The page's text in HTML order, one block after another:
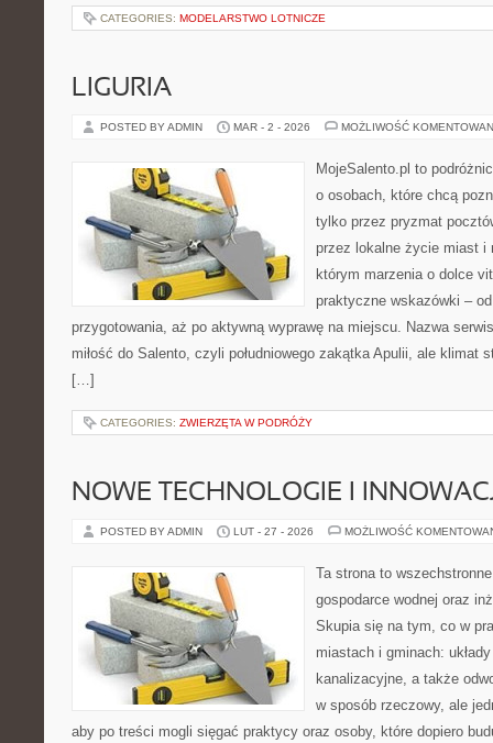
CATEGORIES: MODELARSTWO LOTNICZE
LIGURIA
POSTED BY ADMIN MAR - 2 - 2026 MOŻLIWOŚĆ
MojeSalento.pl to
o osobach, które chcą
tylko przez pryzmat
przez lokalne życie miast i
którym marzenia o dolce
praktyczne wskazówki –
przygotowania, aż po aktywną wyprawę na miejscu. Nazwa
miłość do Salento, czyli południowego zakątka Apulii, ale klimat
[…]
CATEGORIES: ZWIERZĘTA W PODRÓŻY
NOWE TECHNOLOGIE I
POSTED BY ADMIN LUT - 27 - 2026 MOŻLIWOŚĆ
Ta strona to
gospodarce wodnej oraz
Skupia się na tym, co w
miastach i gminach:
kanalizacyjne, a także
w sposób rzeczowy, ale
aby po treści mogli sięgać praktycy oraz osoby, które dopiero